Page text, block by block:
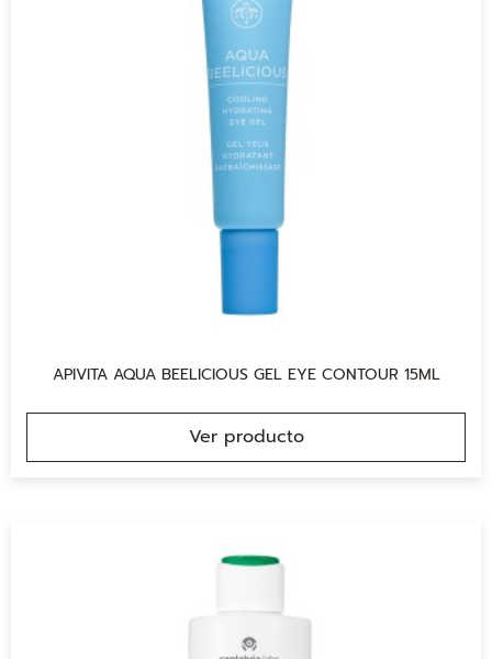
APIVITA AQUA BEELICIOUS GEL EYE CONTOUR 15ML
Ver producto